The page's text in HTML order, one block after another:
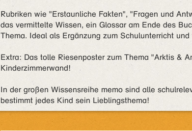
Rubriken wie "Erstaunliche Fakten", "Fragen und
das vermittelte Wissen, ein Glossar am Ende des
Thema. Ideal als Ergänzung zum Schulunterricht und
Extra: Das tolle Riesenposter zum Thema "Arktis &
Kinderzimmerwand!
In der großen Wissensreihe memo sind alle
bestimmt jedes Kind sein Lieblingsthema!